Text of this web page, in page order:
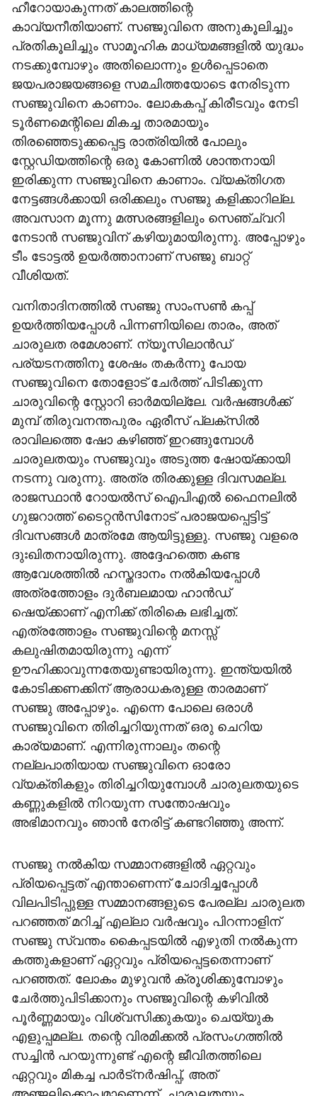
ഹീറോയാകുന്നത് കാലത്തിന്റെ
കാവ്യനീതിയാണ്. സഞ്ജുവിനെ അനുകൂലിച്ചും
പ്രതികൂലിച്ചും സാമൂഹിക മാധ്യമങ്ങളില്‍ യുദ്ധം
നടക്കുമ്പോഴും അതിലൊന്നും ഉള്‍പ്പെടാതെ
ജയപരാജയങ്ങളെ സമചിത്തയോടെ നേരിടുന്ന
സഞ്ജുവിനെ കാണാം. ലോകകപ്പ് കിരീടവും നേടി
ടൂര്‍ണമെന്റിലെ മികച്ച താരമായും
തിരഞ്ഞെടുക്കപ്പെട്ട രാത്രിയില്‍ പോലും
സ്റ്റേഡിയത്തിന്റെ ഒരു കോണില്‍ ശാന്തനായി
ഇരിക്കുന്ന സഞ്ജുവിനെ കാണാം. വ്യക്തിഗത
നേട്ടങ്ങള്‍ക്കായി ഒരിക്കലും സഞ്ജു കളിക്കാറില്ല.
അവസാന മൂന്നു മത്സരങ്ങളിലും സെഞ്ച്വറി
നേടാന്‍ സഞ്ജുവിന് കഴിയുമായിരുന്നു. അപ്പോഴും
ടീം ടോട്ടല്‍ ഉയര്‍ത്താനാണ് സഞ്ജു ബാറ്റ്
വീശിയത്.
വനിതാദിനത്തില്‍ സഞ്ജു സാംസണ്‍ കപ്പ്
ഉയര്‍ത്തിയപ്പോള്‍ പിന്നണിയിലെ താരം, അത്
ചാരുലത രമേശാണ്. ന്യൂസിലാന്‍ഡ്
പര്യടനത്തിനു ശേഷം തകര്‍ന്നു പോയ
സഞ്ജുവിനെ തോളോട് ചേര്‍ത്ത് പിടിക്കുന്ന
ചാരുവിന്റെ സ്റ്റോറി ഓര്‍മയില്ലേ. വര്‍ഷങ്ങള്‍ക്ക്
മുമ്പ് തിരുവനന്തപുരം ഏരീസ് പ്ലക്‌സില്‍
രാവിലത്തെ ഷോ കഴിഞ്ഞ് ഇറങ്ങുമ്പോള്‍
ചാരുലതയും സഞ്ജുവും അടുത്ത ഷോയ്ക്കായി
നടന്നു വരുന്നു. അത്ര തിരക്കുള്ള ദിവസമല്ല.
രാജസ്ഥാന്‍ റോയല്‍സ് ഐപിഎല്‍ ഫൈനലില്‍
ഗുജറാത്ത് ടൈറ്റന്‍സിനോട് പരാജയപ്പെട്ടിട്ട്
ദിവസങ്ങള്‍ മാത്രമേ ആയിട്ടുള്ളു. സഞ്ജു വളരെ
ദുഃഖിതനായിരുന്നു. അദ്ദേഹത്തെ കണ്ട
ആവേശത്തില്‍ ഹസ്തദാനം നല്‍കിയപ്പോള്‍
അത്രത്തോളം ദുര്‍ബലമായ ഹാന്‍ഡ്
ഷെയ്ക്കാണ് എനിക്ക് തിരികെ ലഭിച്ചത്.
എത്രത്തോളം സഞ്ജുവിന്റെ മനസ്സ്
കലുഷിതമായിരുന്നു എന്ന്
ഊഹിക്കാവുന്നതേയുണ്ടായിരുന്നു. ഇന്ത്യയില്‍
കോടിക്കണക്കിന് ആരാധകരുള്ള താരമാണ്
സഞ്ജു അപ്പോഴും. എന്നെ പോലെ ഒരാള്‍
സഞ്ജുവിനെ തിരിച്ചറിയുന്നത് ഒരു ചെറിയ
കാര്യമാണ്. എന്നിരുന്നാലും തന്റെ
നല്ലപാതിയായ സഞ്ജുവിനെ ഓരോ
വ്യക്തികളും തിരിച്ചറിയുമ്പോള്‍ ചാരുലതയുടെ
കണ്ണുകളില്‍ നിറയുന്ന സന്തോഷവും
അഭിമാനവും ഞാന്‍ നേരിട്ട് കണ്ടറിഞ്ഞു അന്ന്.
സഞ്ജു നല്‍കിയ സമ്മാനങ്ങളില്‍ ഏറ്റവും
പ്രിയപ്പെട്ടത് എന്താണെന്ന് ചോദിച്ചപ്പോള്‍
വിലപിടിപ്പുള്ള സമ്മാനങ്ങളുടെ പേരല്ല ചാരുലത
പറഞ്ഞത് മറിച്ച് എല്ലാ വര്‍ഷവും പിറന്നാളിന്
സഞ്ജു സ്വന്തം കൈപ്പടയില്‍ എഴുതി നല്‍കുന്ന
കത്തുകളാണ് ഏറ്റവും പ്രിയപ്പെട്ടതെന്നാണ്
പറഞ്ഞത്. ലോകം മുഴുവന്‍ ക്രൂശിക്കുമ്പോഴും
ചേര്‍ത്തുപിടിക്കാനും സഞ്ജുവിന്റെ കഴിവില്‍
പൂര്‍ണ്ണമായും വിശ്വസിക്കുകയും ചെയ്യുക
എളുപ്പമല്ല. തന്റെ വിരമിക്കല്‍ പ്രസംഗത്തില്‍
സച്ചിന്‍ പറയുന്നുണ്ട് എന്റെ ജീവിതത്തിലെ
ഏറ്റവും മികച്ച പാര്‍ട്‌നര്‍ഷിപ്പ്, അത്